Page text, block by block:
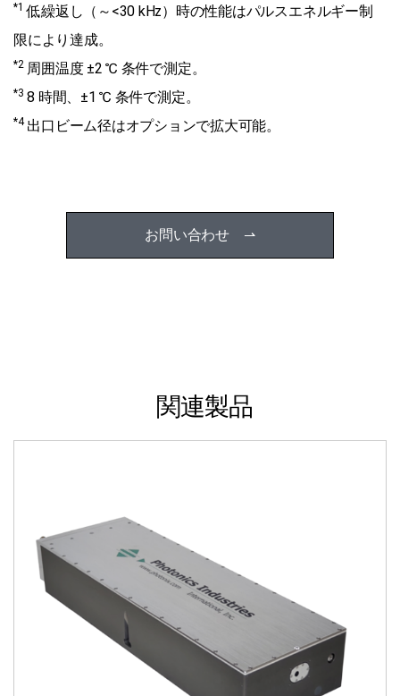
*1 低繰返し（～<30 kHz）時の性能はパルスエネルギー制
限により達成。
*2周囲温度 ±2 ℃ 条件で測定。
*3 8 時間、±1 ℃ 条件で測定。
*4出口ビーム径はオプションで拡大可能。
お問い合わせ ⇀
関連製品